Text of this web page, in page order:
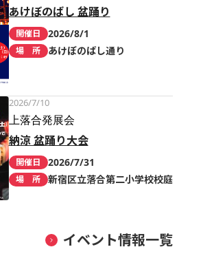
あけぼのばし 盆踊り
開催日 2026/8/1
場 所 あけぼのばし通り
2026/7/10
上落合発展会
納涼 盆踊り大会
開催日 2026/7/31
場 所 新宿区立落合第二小学校校庭
イベント情報一覧